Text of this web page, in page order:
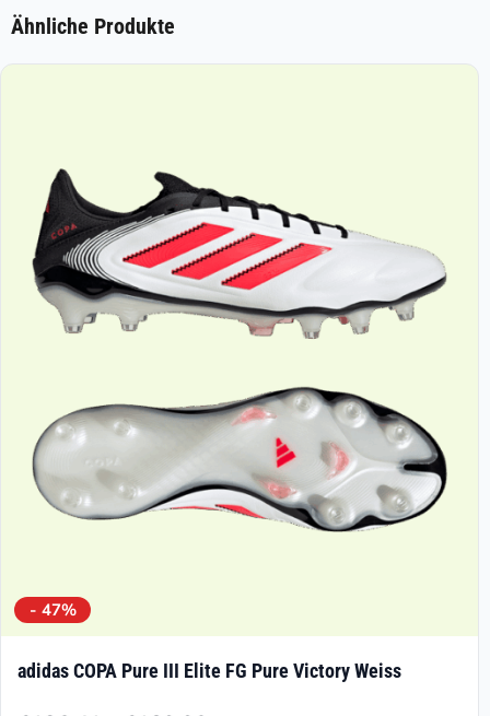
Ähnliche Produkte
- 47%
adidas COPA Pure III Elite FG Pure Victory Weiss